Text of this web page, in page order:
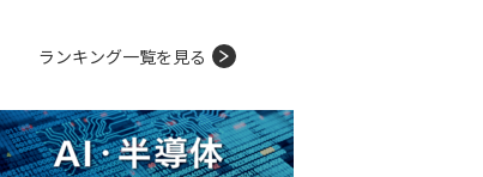
ランキング一覧を見る